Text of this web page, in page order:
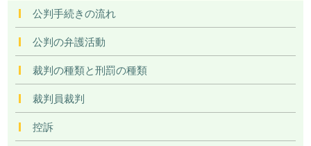
公判手続きの流れ
公判の弁護活動
裁判の種類と刑罰の種類
裁判員裁判
控訴